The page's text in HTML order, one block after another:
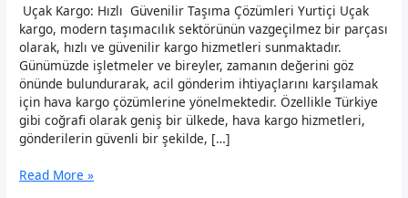
Uçak Kargo: Hızlı Güvenilir Taşıma Çözümleri Yurtiçi Uçak
kargo, modern taşımacılık sektörünün vazgeçilmez bir parçası
olarak, hızlı ve güvenilir kargo hizmetleri sunmaktadır.
Günümüzde işletmeler ve bireyler, zamanın değerini göz
önünde bulundurarak, acil gönderim ihtiyaçlarını karşılamak
için hava kargo çözümlerine yönelmektedir. Özellikle Türkiye
gibi coğrafi olarak geniş bir ülkede, hava kargo hizmetleri,
gönderilerin güvenli bir şekilde, […]
Yurtiçi
Read More »